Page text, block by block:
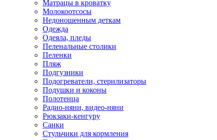
Матрацы в кроватку
Молокоотсосы
Недоношенным деткам
Одежда
Одеяла, пледы
Пеленальные столики
Пеленки
Пляж
Подгузники
Подогреватели, стерилизаторы
Подушки и коконы
Полотенца
Радио-няни, видео-няни
Рюкзаки-кенгуру
Санки
Стульчики для кормления